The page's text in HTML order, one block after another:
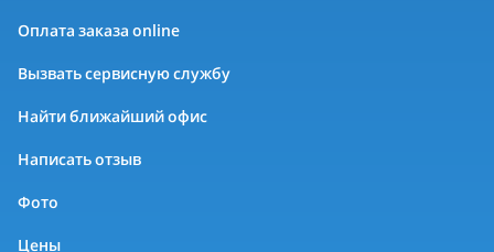
Оплата заказа online
Вызвать сервисную службу
Найти ближайший офис
Написать отзыв
Фото
Цены